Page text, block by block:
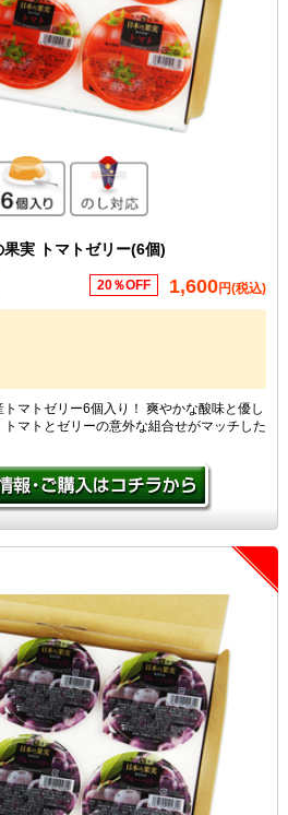
品セージカード無料
6個入り のし対応
果実 トマトゼリー(6個)
20％OFF 1,600円(税込)
マトゼリー6個入り！ 爽やかな酸味と優し
マトとゼリーの意外な組合せがマッチした